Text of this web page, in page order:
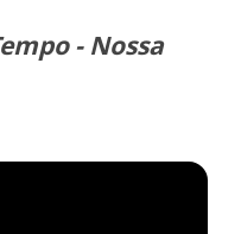
- Nossa